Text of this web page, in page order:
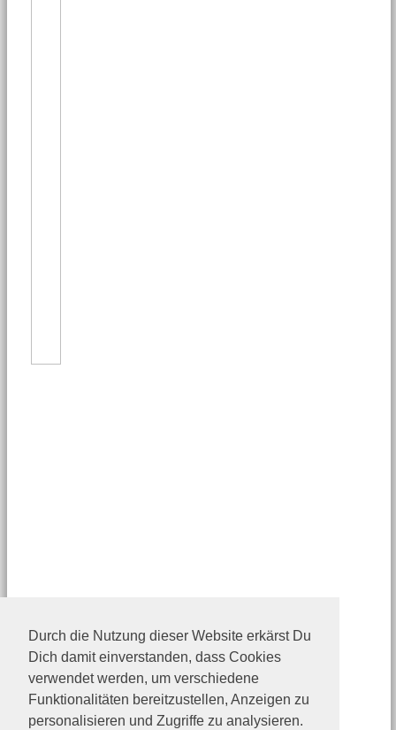
Durch die Nutzung dieser Website erkärst Du
Dich damit einverstanden, dass Cookies
verwendet werden, um verschiedene
Funktionalitäten bereitzustellen, Anzeigen zu
personalisieren und Zugriffe zu analysieren.